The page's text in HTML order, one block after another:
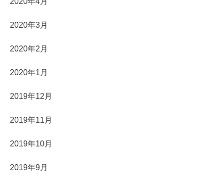
2020年3月
2020年2月
2020年1月
2019年12月
2019年11月
2019年10月
2019年9月